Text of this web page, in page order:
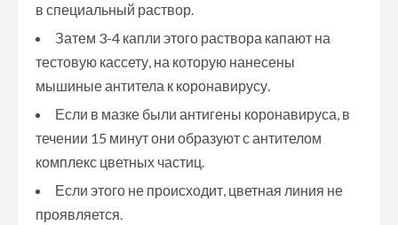
в специальный раствор.
Затем 3-4 капли этого раствора капают на
тестовую кассету, на которую нанесены
мышиные антитела к коронавирусу.
Если в мазке были антигены коронавируса, в
течении 15 минут они образуют с антителом
комплекс цветных частиц.
Если этого не происходит, цветная линия не
проявляется.